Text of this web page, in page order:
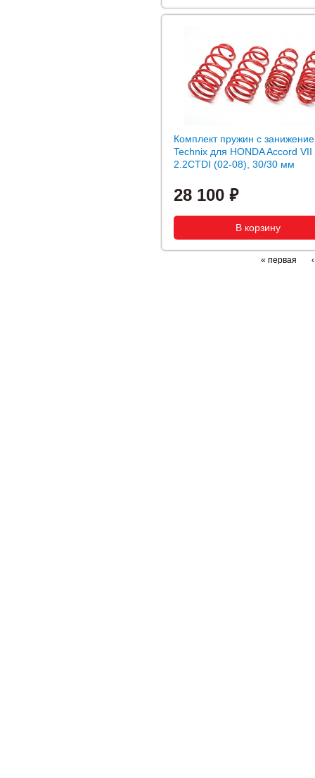
Комплект пружин с
Technix для HONDA Accord VII
2.2CTDI (02-08), 30/30 мм
28 100
« первая